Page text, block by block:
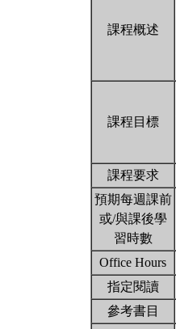
課程概述
課程目標
課程要求
預期每週課前
或/與課後學
習時數
Office Hours
指定閱讀
參考書目